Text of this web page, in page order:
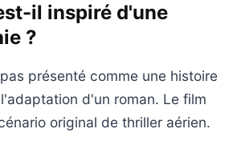
il inspiré d'une
?
présenté comme une histoire
d'un roman. Le film
original de thriller aérien.